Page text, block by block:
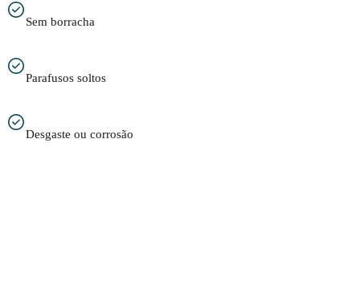
Sem borracha
Parafusos soltos
Desgaste ou corrosão